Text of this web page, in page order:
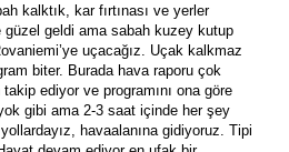
kalktık, kar fırtınası ve yerler
geldi ama sabah kuzey kutup
uçacağız. Uçak kalkmaz
biter. Burada hava raporu çok
ediyor ve programını ona göre
gibi ama 2-3 saat içinde her şey
havaalanına gidiyoruz. Tipi